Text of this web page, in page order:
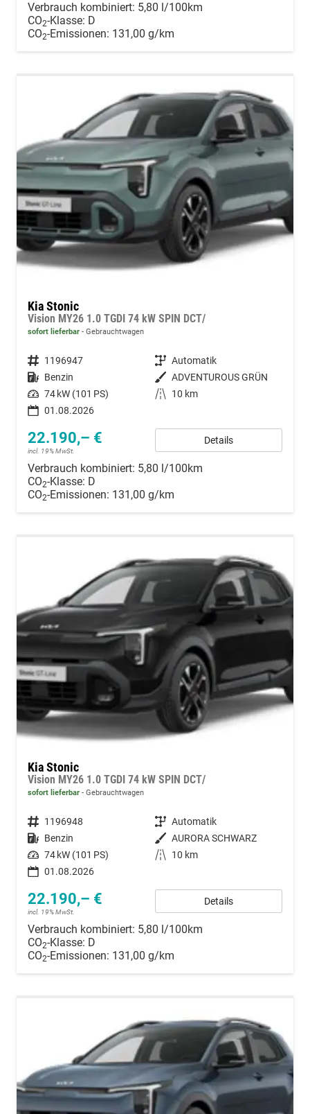
Verbrauch kombiniert: 5,80 l/100km
CO2-Klasse: D
CO2-Emissionen: 131,00 g/km
Kia Stonic
Vision MY26 1.0 TGDI 74 kW SPIN DCT/
sofort lieferbar Gebrauchtwagen
Fahrzeugnummer 1196947 Getriebe Automatik
Kraftstoff Benzin Außenfarbe ADVENTUROUS GRÜN
Leistung 74 kW (101 PS) Kilometerstand
10 km
01.08.2026
22.190,– €
incl. 19% MwSt.
Details
Verbrauch kombiniert: 5,80 l/100km
CO2-Klasse: D
CO2-Emissionen: 131,00 g/km
Kia Stonic
Vision MY26 1.0 TGDI 74 kW SPIN DCT/
sofort lieferbar Gebrauchtwagen
Fahrzeugnummer 1196948 Getriebe Automatik
Kraftstoff Benzin Außenfarbe AURORA SCHWARZ
Leistung 74 kW (101 PS) Kilometerstand
10 km
01.08.2026
22.190,– €
incl. 19% MwSt.
Details
Verbrauch kombiniert: 5,80 l/100km
CO2-Klasse: D
CO2-Emissionen: 131,00 g/km